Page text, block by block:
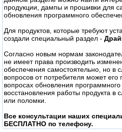
продукции, дампы и прошивки для
обновления программного
Для продуктов, которые требуют
создали специальный раздел -
Согласно новым нормам
не имеет права производить
обеспечения самостоятельно, но в
вопросов от потребителя может его
вопросах обновления
восстановления работы продукта в
или поломки.
Все консультации наших
БЕСПЛАТНО по телефону.